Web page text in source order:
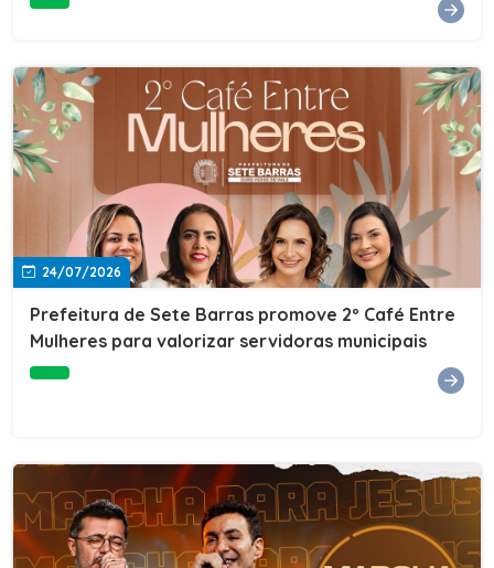
24/07/2026
Prefeitura de Sete Barras promove 2º Café Entre
Mulheres para valorizar servidoras municipais